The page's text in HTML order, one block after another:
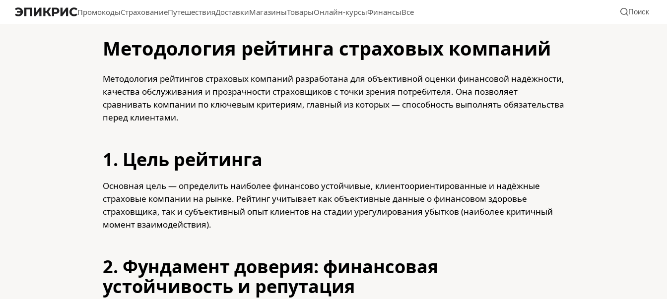
ПромокодыСтрахованиеПутешествияДоставкиМагазиныТоварыОнлайн-курсыФинансыВсе Поиск
Методология рейтинга страховых компаний
Методология рейтингов страховых компаний разработана для объективной оценки финансовой надёжности,
качества обслуживания и прозрачности страховщиков с точки зрения потребителя. Она позволяет
сравнивать компании по ключевым критериям, главный из которых — способность выполнять обязательства
перед клиентами.
1. Цель рейтинга
Основная цель — определить наиболее финансово устойчивые, клиентоориентированные и надёжные
страховые компании на рынке. Рейтинг учитывает как объективные данные о финансовом здоровье
страховщика, так и субъективный опыт клиентов на стадии урегулирования убытков (наиболее критичный
момент взаимодействия).
2. Фундамент доверия: финансовая
устойчивость и репутация